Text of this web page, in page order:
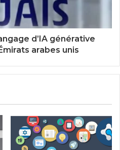
d’IA générative
arabes unis